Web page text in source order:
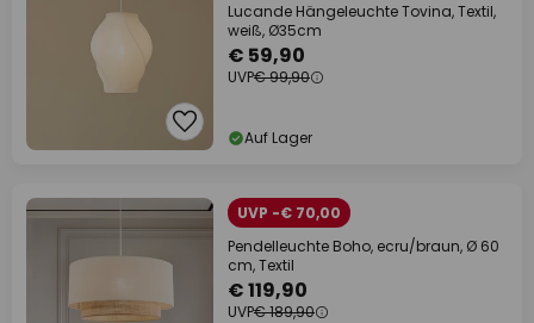
Lucande Hängeleuchte Tovina, Textil,
weiß, Ø35cm
€ 59,90
UVP€ 99,90
Auf Lager
UVP -€ 70,00
Pendelleuchte Boho, ecru/braun, Ø 60
cm, Textil
€ 119,90
UVP€ 189,90